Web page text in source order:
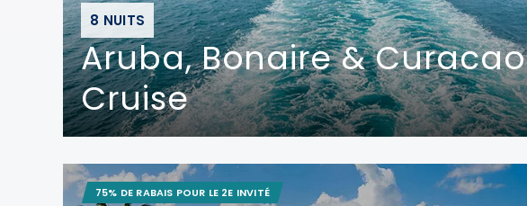
8 NUITS
Aruba, Bonaire & Curacao
Cruise
75% DE RABAIS POUR LE 2E INVITÉ